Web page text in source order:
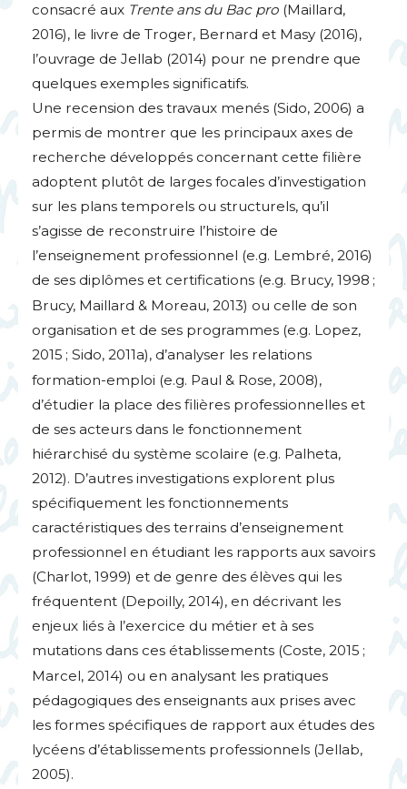
consacré aux Trente ans du Bac pro (Maillard,
2016), le livre de Troger, Bernard et Masy (2016),
l’ouvrage de Jellab (2014) pour ne prendre que
quelques exemples significatifs.
Une recension des travaux menés (Sido, 2006) a
permis de montrer que les principaux axes de
recherche développés concernant cette filière
adoptent plutôt de larges focales d’investigation
sur les plans temporels ou structurels, qu’il
s’agisse de reconstruire l’histoire de
l’enseignement professionnel (e.g. Lembré, 2016)
de ses diplômes et certifications (e.g. Brucy, 1998 ;
Brucy, Maillard & Moreau, 2013) ou celle de son
organisation et de ses programmes (e.g. Lopez,
2015 ; Sido, 2011a), d’analyser les relations
formation-emploi (e.g. Paul & Rose, 2008),
d’étudier la place des filières professionnelles et
de ses acteurs dans le fonctionnement
hiérarchisé du système scolaire (e.g. Palheta,
2012). D’autres investigations explorent plus
spécifiquement les fonctionnements
caractéristiques des terrains d’enseignement
professionnel en étudiant les rapports aux savoirs
(Charlot, 1999) et de genre des élèves qui les
fréquentent (Depoilly, 2014), en décrivant les
enjeux liés à l’exercice du métier et à ses
mutations dans ces établissements (Coste, 2015 ;
Marcel, 2014) ou en analysant les pratiques
pédagogiques des enseignants aux prises avec
les formes spécifiques de rapport aux études des
lycéens d’établissements professionnels (Jellab,
2005).